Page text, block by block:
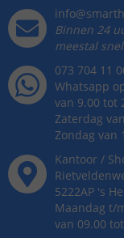
Binnen 24
meestal
073 704 11
Whatsapp
van 9.00 tot
Zaterdag
Zondag van
Kantoor /
5222AP 's
Maandag t/
van 09.00